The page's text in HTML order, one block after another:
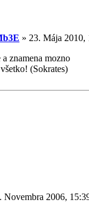
» 23. Mája 2010,
znamena mozno
(Sokrates)
Novembra 2006,